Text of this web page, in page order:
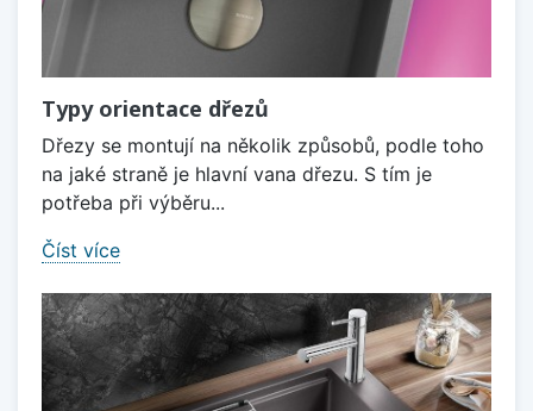
Typy orientace dřezů
Dřezy se montují na několik způsobů, podle toho
na jaké straně je hlavní vana dřezu. S tím je
potřeba při výběru...
Číst více